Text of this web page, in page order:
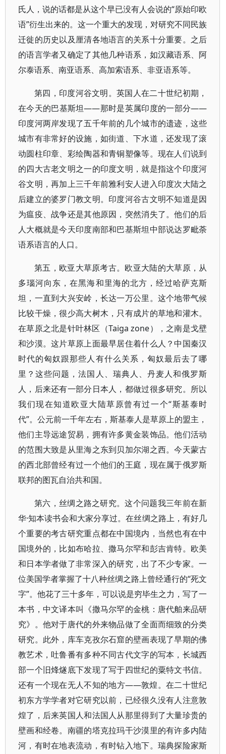
氏人，说的话都是从这个早已没有人会说的“原始印欧
语”衍生出来的。这一个重大的发现，对研究不同民族
迁徙的历史以及厘清各地语言的关系十分重要。之后
的语言学者又确定了其他几种语系，如汉藏语系、阿
尔泰语系、南亚语系、高加索语系、非亚语系等。
第四，印度河谷文明。英国人在二十世纪初期，
在今天的巴基斯坦——那时是英属印度的一部分——
印度河两岸发现了五千年前的几个城市的遗迹，这些
城市有非常好的设施，如街道、下水道，还发现了滚
动圆柱印章、彩绘陶器和青铜塑像等。现在人们说到
的四大古老文明之一的印度文明，就是指这个印度河
谷文明，再加上三千年前雅利安人进入印度次大陆之
后建立的婆罗门教文明。印度河谷古文明不知道是因
为瘟疫、战争还是其他原因，突然消失了。他们的后
人大概就是今天印度南部和巴基斯坦中部说达罗毗荼
语系语言的人口。
第五，欧亚大草原考古。欧亚大陆的大草原，从
多瑙河向东，在黑海和里海的北方，经过哈萨克斯
坦，一直到大兴安岭，长达一万公里。这个地带气候
比较干燥，很少高大树木，只有成片的草地和灌木。
在草原之北是针叶林区（Taiga zone），之南是戈壁
和沙漠。这片草原上面最早居住着什么人？中国秦汉
时代的匈奴跟那些人有什么关系，匈奴最后去了哪
里？这些问题，法国人、瑞典人、丹麦人和俄罗斯
人，后来还有一部分日本人，都做过很多研究。所以
我们现在知道欧亚大陆草原曾有过一个“斯基泰时
代”。公元前一千年左右，斯基泰人是草原上的盟主，
他们主导远途贸易，拥有许多黄金装饰品。他们活动
的范围大致是从里海之东到贝加尔湖之西。今天蒙古
的西北部曾经有过一个他们的王庭，现在属于俄罗斯
联邦的图瓦自治共和国。
第六，丝绸之路之研究。这个问题我三年前在新
华·知本读书会和大家分享过。在丝绸之路上，有好几
个重要的考古研究重点都在中国境内，当然也有在中
国境外的，比如布哈拉、撒马尔罕和彭吉肯特。欧美
和日本学者做了非常深入的研究，出了不少专家。一
位美国学者掌握了十八种丝绸之路上曾经通行的“死文
字”。他花了三十多年，可以说是穷毕生之力，写了一
本书，中文译本叫《撒马尔罕的金桃：唐代舶来品研
究》。他对于唐代的外来物品做了全面而细致的分类
研究。此外，库车克孜尔石窟的壁画表现了早期的佛
教艺术，吐鲁番有多种不同古代文字的写本，长城西
部一个旧烽燧底下发现了写于四世纪的粟特文书信。
还有一个现在无人不知的地方——敦煌。在二十世纪
初东方学学者对它研究以前，已经很久没有人注意敦
煌了，后来英国人和法国人从那里得到了大量珍贵的
壁画和经卷。南疆的塔克拉玛干沙漠里的有许多内陆
河，有时在地表流动，有时钻入地下。瑞典探险家斯